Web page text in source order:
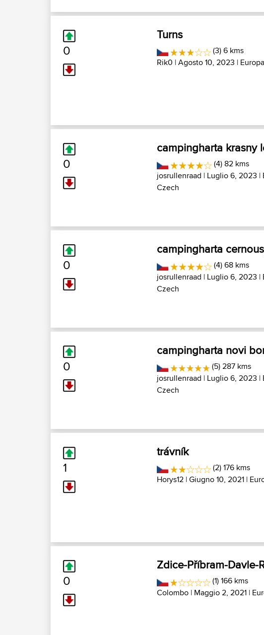
0
Turns
(3) 6 kms
Rik0 | Agosto 10, 2023 | Europa
0
campingharta krasny
(4) 82 kms
josrullenraad | Luglio 6, 2023 |
Czech
0
campingharta
(4) 68 kms
josrullenraad | Luglio 6, 2023 |
Czech
0
campingharta novi
(5) 287 kms
josrullenraad | Luglio 6, 2023 |
Czech
1
trávník
(2) 176 kms
Horys12 | Giugno 10, 2021 |
0
Zdice-Příbram-Davle-
(1) 166 kms
Colombo | Maggio 2, 2021 |